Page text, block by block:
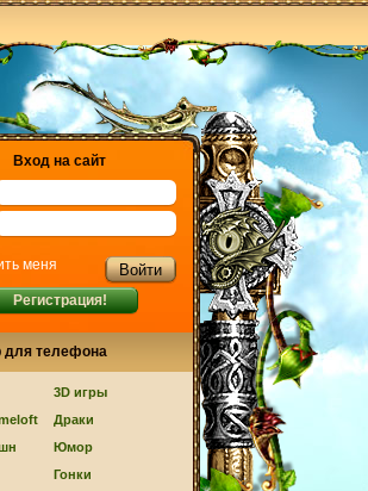
Вход на сайт
меня
Регистрация!
для телефона
3D игры
Драки
Юмор
Гонки